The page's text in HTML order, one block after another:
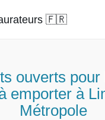
🇫🇷
ouverts
emporter à
Métropole